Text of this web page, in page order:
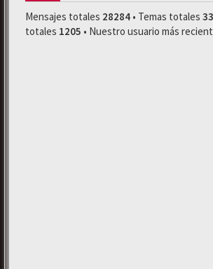
Mensajes totales 28284 • Temas totales
totales 1205 • Nuestro usuario más